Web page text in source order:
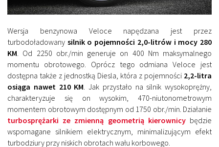
Wersja benzynowa Veloce napędzana jest przez
turbodoładowany silnik o pojemności 2,0-litrów i mocy 280
KM. Od 2250 obr./min generuje on 400 Nm maksymalnego
momentu obrotowego. Oprócz tego odmiana Veloce jest
dostępna także z jednostką Diesla, która z pojemności 2,2-litra
osiąga nawet 210 KM. Jak przystało na silnik wysokoprężny,
charakteryzuje się on wysokim, 470-niutonometrowym
momentem obrotowym dostępnym od 1750 obr./min. Działanie
turbosprężarki ze zmienną geometrią kierownicybędzie
wspomagane silnikiem elektrycznym, minimalizującym efekt
turbodziury przy niskich obrotach wału korbowego.